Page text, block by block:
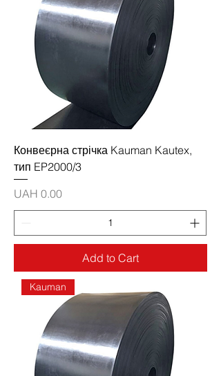
Конвеєрна стрічка Kauman Kautex,
тип EP2000/3
Price
UAH 0.00
Add to Cart
Kauman